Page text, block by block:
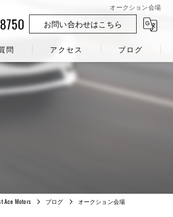
オークション会場
お問い合わせはこちら
問 アクセス ブログ
Ace Motors ブログ オークション会場